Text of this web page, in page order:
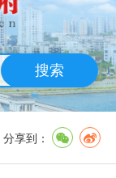
搜索
分享到：